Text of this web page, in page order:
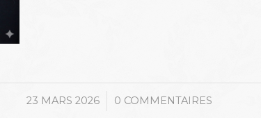
23 MARS 2026
/ 0 COMMENTAIRES